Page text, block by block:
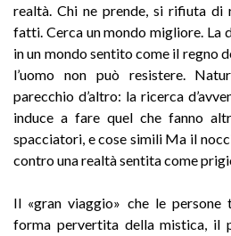
realtà. Chi ne prende, si rifiuta di
fatti. Cerca un mondo migliore. La
in un mondo sentito come il regno
l’uomo non può resistere.
parecchio d’altro: la ricerca
induce a fare quel che fanno
spacciatori, e cose simili Ma il
contro una realtà sentita come
Il «gran viaggio» che le persone
forma pervertita della mistica, il